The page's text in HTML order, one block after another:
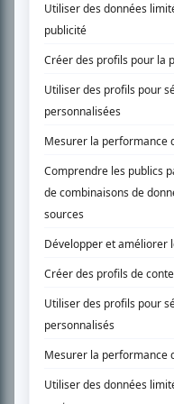
SUR LE RÉSEAU BIZZ MÉDIA
PLAN DU SITE
Accueil
Liste des oeuvres
Recherche avancée
À propos
Nous contacter
Termes et conditions
Politique de confidentialité
Gestion du consentement